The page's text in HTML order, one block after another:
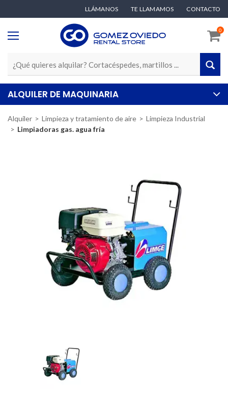
LLÁMANOS TE LLAMAMOS CONTACTO
0
ALQUILER DE MAQUINARIA
Alquiler Limpieza y tratamiento de aire
Limpieza Industrial
Limpiadoras gas. agua fría